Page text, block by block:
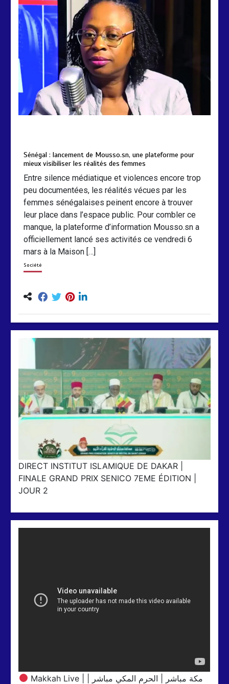
Sénégal : lancement de Mousso.sn, une plateforme pour
mieux visibiliser les réalités des femmes
Entre silence médiatique et violences encore trop
peu documentées, les réalités vécues par les
femmes sénégalaises peinent encore à trouver
leur place dans l’espace public. Pour combler ce
manque, la plateforme d’information Mousso.sn a
officiellement lancé ses activités ce vendredi 6
mars à la Maison […]
Société
DIRECT INSTITUT ISLAMIQUE DE DAKAR |
FINALE GRAND PRIX SENICO 7EME ÉDITION |
JOUR 2
Makkah Live | مكة مباشر | الحرم المكي مباشر |